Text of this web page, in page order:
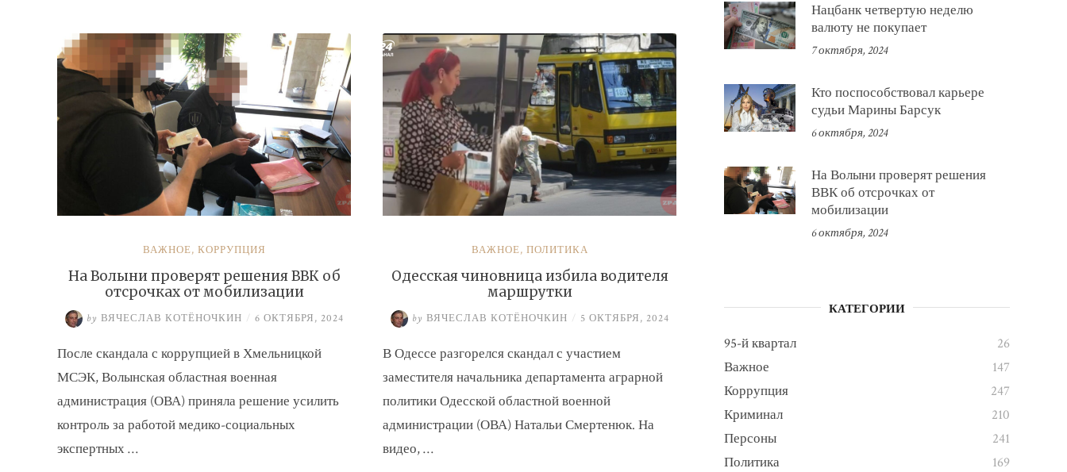
Барсук»
ВАЖНОЕ, КОРРУПЦИЯ
На Волыни проверят решения ВВК об
отсрочках от мобилизации
by ВЯЧЕСЛАВ КОТЁНОЧКИН / 6 ОКТЯБРЯ, 2024
После скандала с коррупцией в Хмельницкой
МСЭК, Волынская областная военная
администрация (ОВА) приняла решение усилить
контроль за работой медико-социальных
экспертных …
ВАЖНОЕ, ПОЛИТИКА
Одесская чиновница избила водителя
маршрутки
by ВЯЧЕСЛАВ КОТЁНОЧКИН / 5 ОКТЯБРЯ, 2024
В Одессе разгорелся скандал с участием
заместителя начальника департамента аграрной
политики Одесской областной военной
администрации (ОВА) Натальи Смертенюк. На
видео, …
Нацбанк четвертую неделю
валюту не покупает
7 октября, 2024
Кто поспособствовал карьере
судьи Марины Барсук
6 октября, 2024
На Волыни проверят решения
ВВК об отсрочках от
мобилизации
6 октября, 2024
КАТЕГОРИИ
95-й квартал
26
Важное
147
Коррупция
247
Криминал
210
Персоны
241
Политика
169